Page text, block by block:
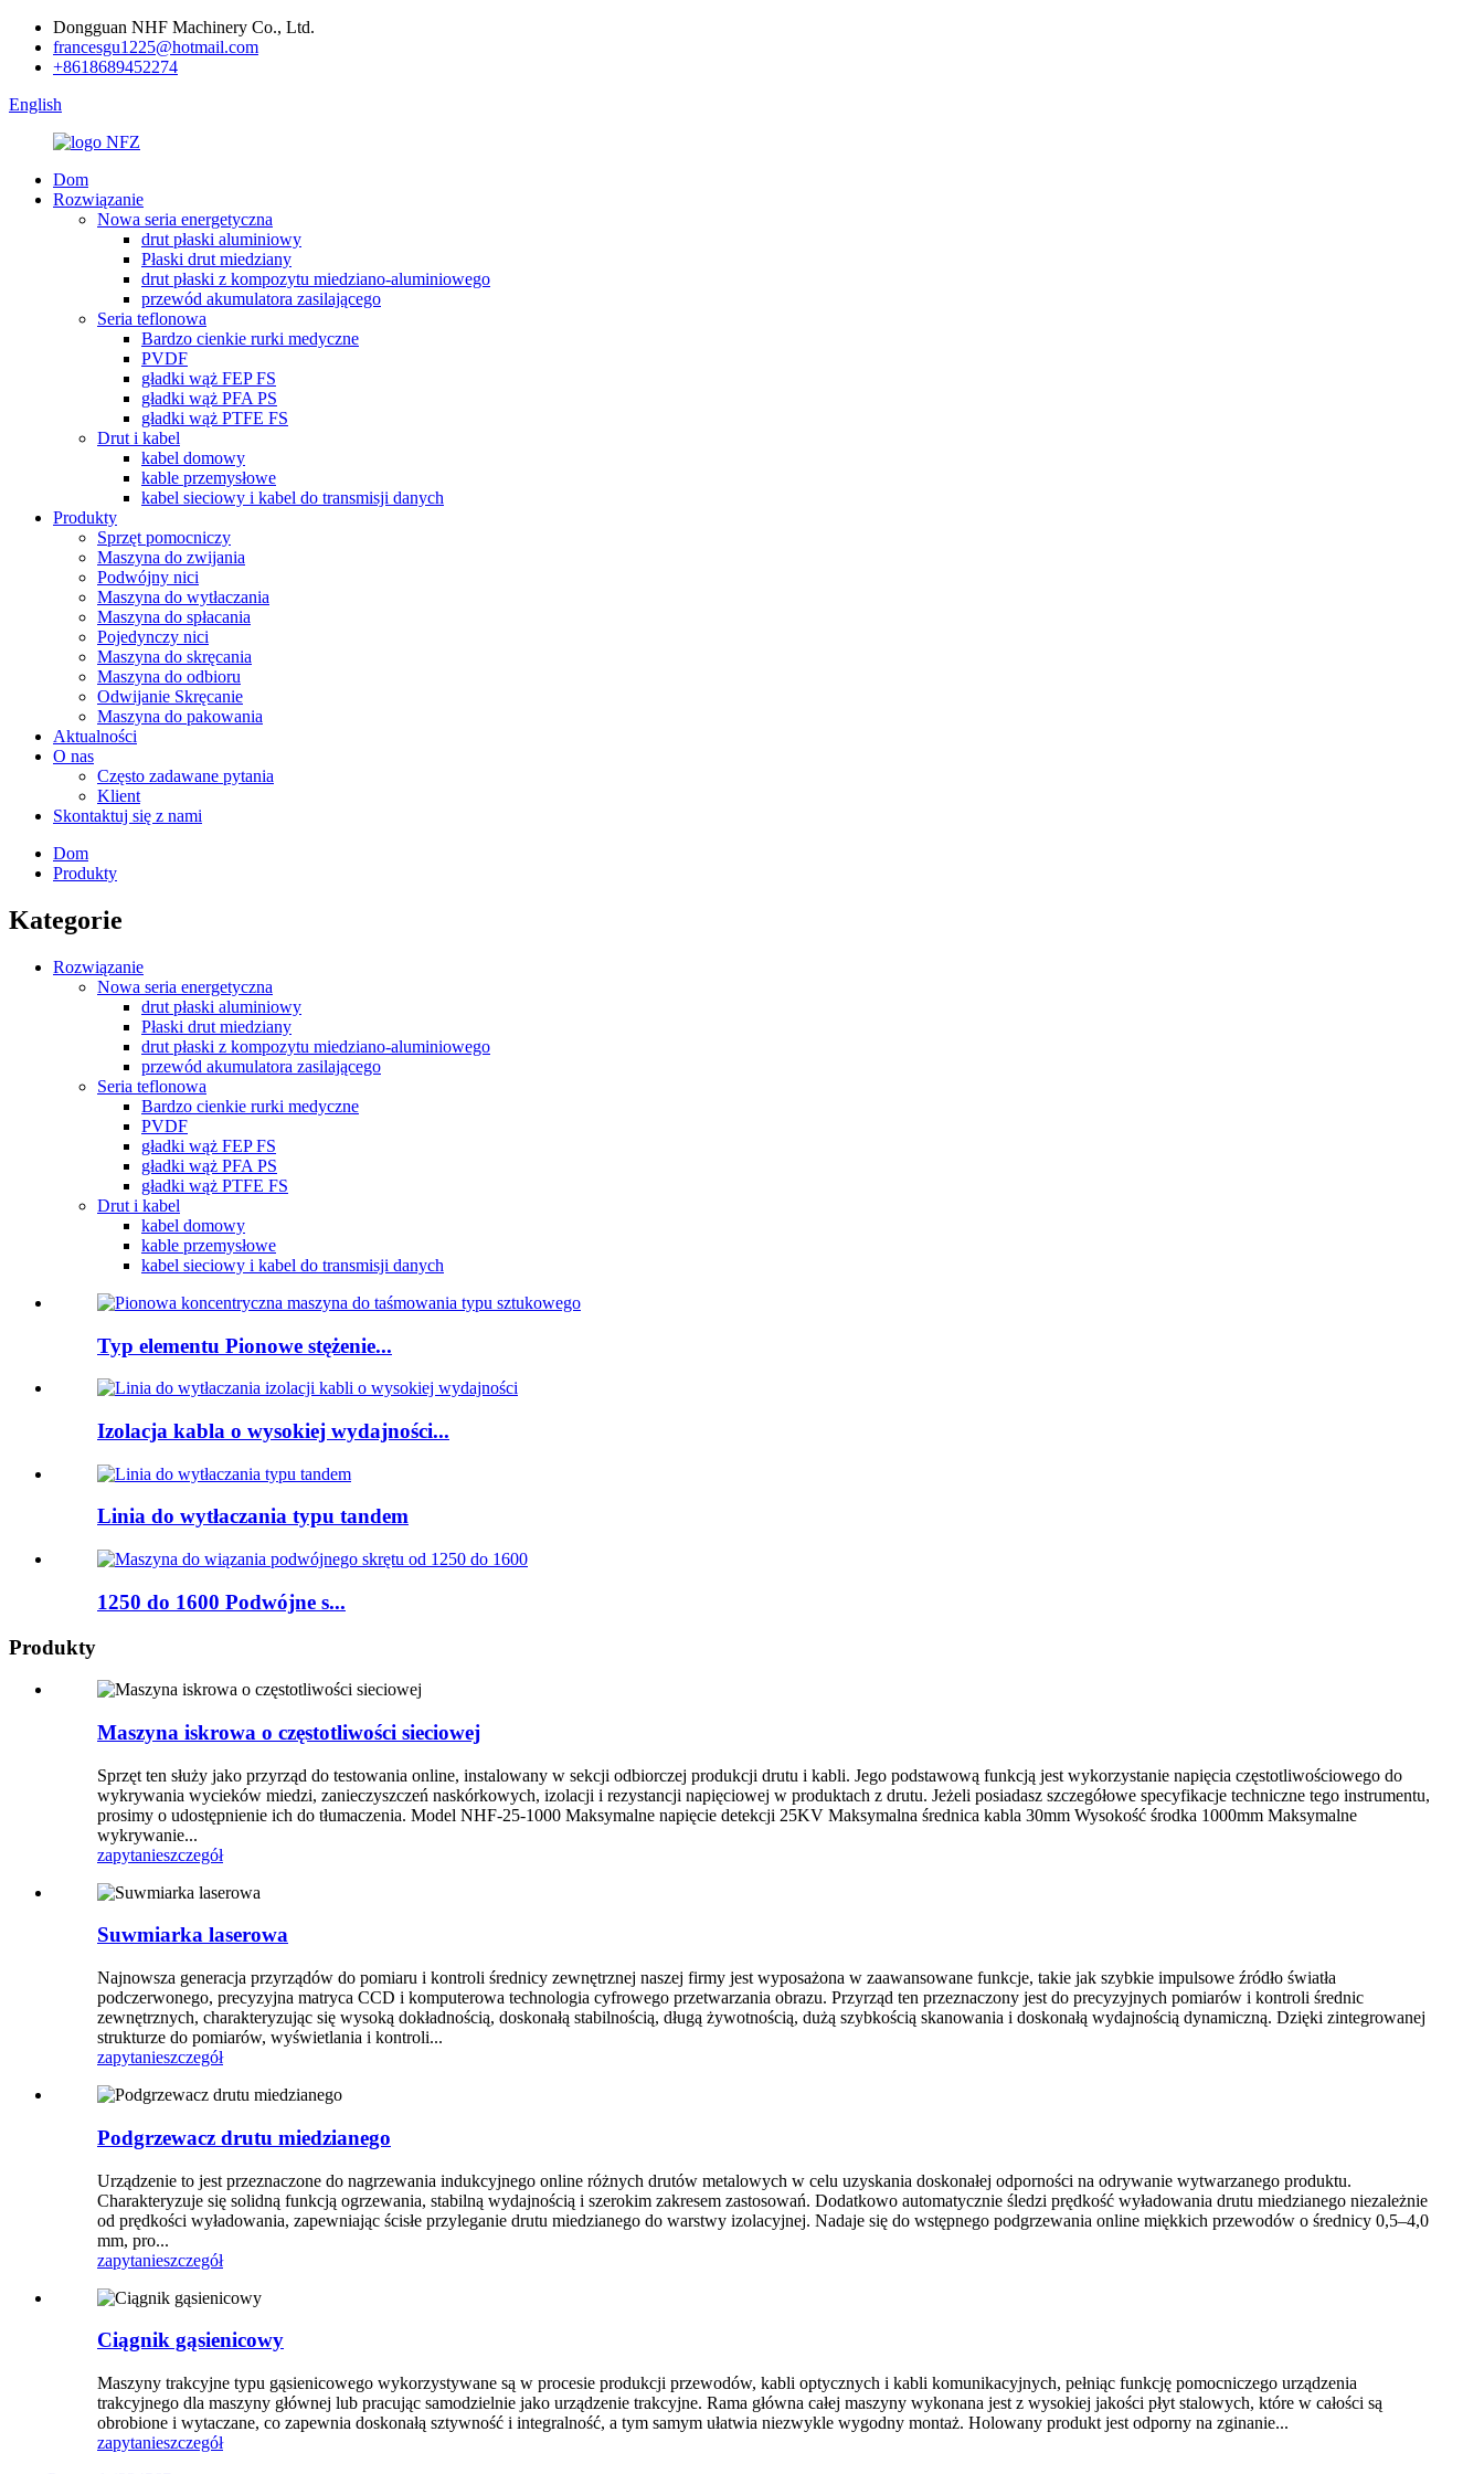
Dongguan NHF Machinery Co., Ltd.
francesgu1225@hotmail.com
+8618689452274
English
Dom
Rozwiązanie
Nowa seria energetyczna
drut płaski aluminiowy
Płaski drut miedziany
drut płaski z kompozytu miedziano-aluminiowego
przewód akumulatora zasilającego
Seria teflonowa
Bardzo cienkie rurki medyczne
PVDF
gładki wąż FEP FS
gładki wąż PFA PS
gładki wąż PTFE FS
Drut i kabel
kabel domowy
kable przemysłowe
kabel sieciowy i kabel do transmisji danych
Produkty
Sprzęt pomocniczy
Maszyna do zwijania
Podwójny nici
Maszyna do wytłaczania
Maszyna do spłacania
Pojedynczy nici
Maszyna do skręcania
Maszyna do odbioru
Odwijanie Skręcanie
Maszyna do pakowania
Aktualności
O nas
Często zadawane pytania
Klient
Skontaktuj się z nami
Dom
Produkty
Kategorie
Rozwiązanie
Nowa seria energetyczna
drut płaski aluminiowy
Płaski drut miedziany
drut płaski z kompozytu miedziano-aluminiowego
przewód akumulatora zasilającego
Seria teflonowa
Bardzo cienkie rurki medyczne
PVDF
gładki wąż FEP FS
gładki wąż PFA PS
gładki wąż PTFE FS
Drut i kabel
kabel domowy
kable przemysłowe
kabel sieciowy i kabel do transmisji danych
Typ elementu Pionowe stężenie...
Izolacja kabla o wysokiej wydajności...
Linia do wytłaczania typu tandem
1250 do 1600 Podwójne s...
Produkty
Maszyna iskrowa o częstotliwości sieciowej
Sprzęt ten służy jako przyrząd do testowania online, instalowany w sekcji odbiorczej produkcji drutu i kabli. Jego podstawową funkcją jest wykorzystanie napięcia częstotliwościowego do
wykrywania wycieków miedzi, zanieczyszczeń naskórkowych, izolacji i rezystancji napięciowej w produktach z drutu. Jeżeli posiadasz szczegółowe specyfikacje techniczne tego instrumentu,
prosimy o udostępnienie ich do tłumaczenia. Model NHF-25-1000 Maksymalne napięcie detekcji 25KV Maksymalna średnica kabla 30mm Wysokość środka 1000mm Maksymalne
wykrywanie...
zapytanieszczegół
Suwmiarka laserowa
Najnowsza generacja przyrządów do pomiaru i kontroli średnicy zewnętrznej naszej firmy jest wyposażona w zaawansowane funkcje, takie jak szybkie impulsowe źródło światła
podczerwonego, precyzyjna matryca CCD i komputerowa technologia cyfrowego przetwarzania obrazu. Przyrząd ten przeznaczony jest do precyzyjnych pomiarów i kontroli średnic
zewnętrznych, charakteryzując się wysoką dokładnością, doskonałą stabilnością, długą żywotnością, dużą szybkością skanowania i doskonałą wydajnością dynamiczną. Dzięki zintegrowanej
strukturze do pomiarów, wyświetlania i kontroli...
zapytanieszczegół
Podgrzewacz drutu miedzianego
Urządzenie to jest przeznaczone do nagrzewania indukcyjnego online różnych drutów metalowych w celu uzyskania doskonałej odporności na odrywanie wytwarzanego produktu.
Charakteryzuje się solidną funkcją ogrzewania, stabilną wydajnością i szerokim zakresem zastosowań. Dodatkowo automatycznie śledzi prędkość wyładowania drutu miedzianego niezależnie
od prędkości wyładowania, zapewniając ścisłe przyleganie drutu miedzianego do warstwy izolacyjnej. Nadaje się do wstępnego podgrzewania online miękkich przewodów o średnicy 0,5–4,0
mm, pro...
zapytanieszczegół
Ciągnik gąsienicowy
Maszyny trakcyjne typu gąsienicowego wykorzystywane są w procesie produkcji przewodów, kabli optycznych i kabli komunikacyjnych, pełniąc funkcję pomocniczego urządzenia
trakcyjnego dla maszyny głównej lub pracując samodzielnie jako urządzenie trakcyjne. Rama główna całej maszyny wykonana jest z wysokiej jakości płyt stalowych, które w całości są
obrobione i wytaczane, co zapewnia doskonałą sztywność i integralność, a tym samym ułatwia niezwykle wygodny montaż. Holowany produkt jest odporny na zginanie...
zapytanieszczegół